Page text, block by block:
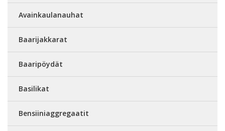
Avainkaulanauhat
Baarijakkarat
Baaripöydät
Basilikat
Bensiiniaggregaatit